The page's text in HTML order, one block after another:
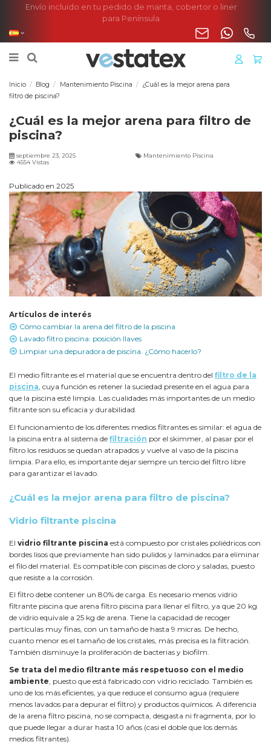
Envío incluido en tu pedido de manta, cobertor o liner
para Península
Inicio Blog Mantenimiento Piscina
¿Cuál es la mejor arena para
filtro de piscina?
¿Cuál es la mejor arena para filtro de
piscina?
septiembre 23, 2025
Mantenimiento Piscina
4554 Vistas
Publicado en 2025
Artículos de interés
Cómo cambiar la arena del filtro de la piscina
Lavado filtro piscina: posición llaves
Limpiar una depuradora de piscina. ¿Cómo hacerlo?
El medio filtrante es el material que se encuentra dentro del filtro de la
piscina , cuya función es retener la suciedad presente en el agua para
que la piscina esté limpia. Las cualidades más importantes de un medio
filtrante son su eficacia y durabilidad.
El funcionamiento de los diferentes medios filtrantes es similar: el agua de
la piscina entra al sistema de filtración por el skimmer, al pasar por el
filtro los residuos se quedan atrapados y vuelve al vaso de la piscina
limpia. Para ello, es importante dejar siempre un tercio del filtro libre
para garantizar el lavado.
¿Cuál es la mejor arena para filtro de piscina?
Vidrio filtrante piscina
El vidrio filtrante piscina está compuesto por cristales poliédricos con
bordes lisos que previamente han sido pulidos y laminados para eliminar
el filo del material. Es compatible con piscinas de cloro y saladas, puesto
que resiste a la corrosión.
El filtro debe contener un 80% de carga. Es necesario menos vidrio
filtrante piscina que arena filtro piscina para llenar el filtro, ya que 20 kg
de vidrio equivale a 25 kg de arena. Tiene la capacidad de recoger
partículas muy finas, con un tamaño de hasta 9 micras. De hecho,
cuanto menor es el tamaño de los cristales, más precisa es la filtración.
También disminuye la proliferación de bacterias y biofilm.
Se trata del medio filtrante más respetuoso con el medio
ambiente , puesto que está fabricado con vidrio reciclado. También es
uno de los más eficientes, ya que reduce el consumo agua (requiere
menos lavados para depurar el filtro) y productos químicos. A diferencia
de la arena filtro piscina, no se compacta, desgasta ni fragmenta, por lo
que puede llegar a durar hasta 10 años (casi el doble que los demás
medios filtrantes).